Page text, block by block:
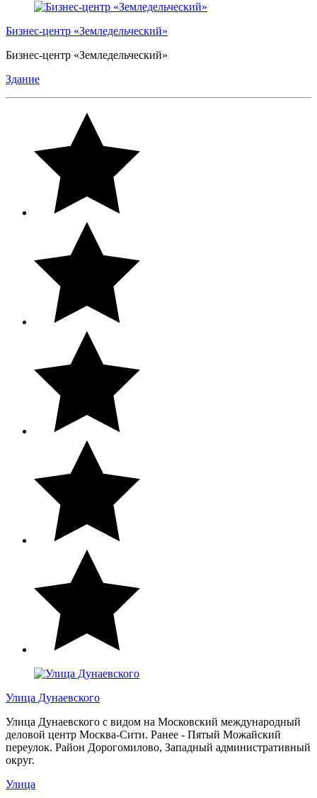
Бизнес-центр «Земледельческий»
Бизнес-центр «Земледельческий»
Здание
Улица Дунаевского
Улица Дунаевского с видом на Московский международный
деловой центр Москва-Сити. Ранее - Пятый Можайский
переулок. Район Дорогомилово, Западный административный
округ.
Улица